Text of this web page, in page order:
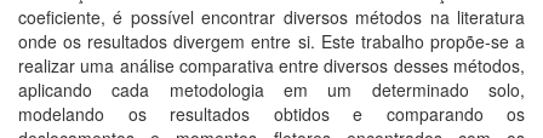
coeficiente, é possível encontrar diversos métodos na literatura
onde os resultados divergem entre si. Este trabalho propõe-se a
realizar uma análise comparativa entre diversos desses métodos,
aplicando cada metodologia em um determinado solo,
modelando os resultados obtidos e comparando os